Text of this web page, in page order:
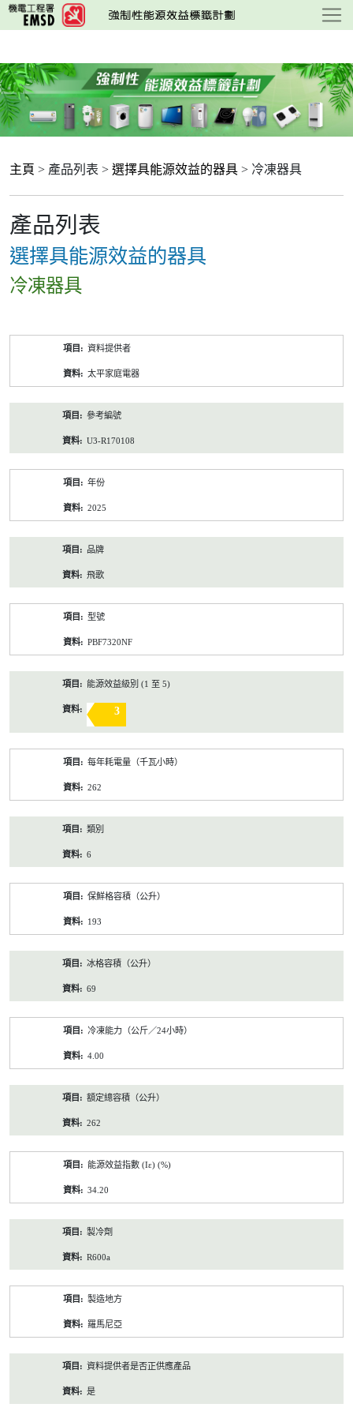
跳
至
要
內
容
主頁 > 產品列表 > 選擇具能源效益的器具 > 冷凍器具
產品列表
選擇具能源效益的器具
冷凍器具
資料提供者
太平家庭電器
參考編號
U3-R170108
年份
2025
品牌
飛歌
型號
PBF7320NF
能源效益級別 (1 至 5)
3
每年耗電量（千瓦小時）
262
類別
6
保鮮格容積（公升）
193
冰格容積（公升）
69
冷凍能力（公斤／24小時）
4.00
額定總容積（公升）
262
能源效益指數 (Iε) (%)
34.20
製冷劑
R600a
製造地方
羅馬尼亞
資料提供者是否正供應產品
是